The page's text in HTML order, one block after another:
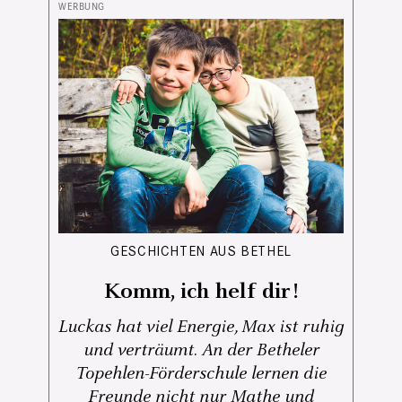
GESCHICHTEN AUS BETHEL
Komm, ich helf dir!
Luckas hat viel Energie, Max ist ruhig
und verträumt. An der Betheler
Topehlen-Förderschule lernen die
Freunde nicht nur Mathe und